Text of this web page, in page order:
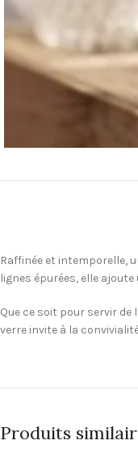
Raffinée et intemporelle,
lignes épurées, elle
Que ce soit pour servir
verre invite à la
Produits